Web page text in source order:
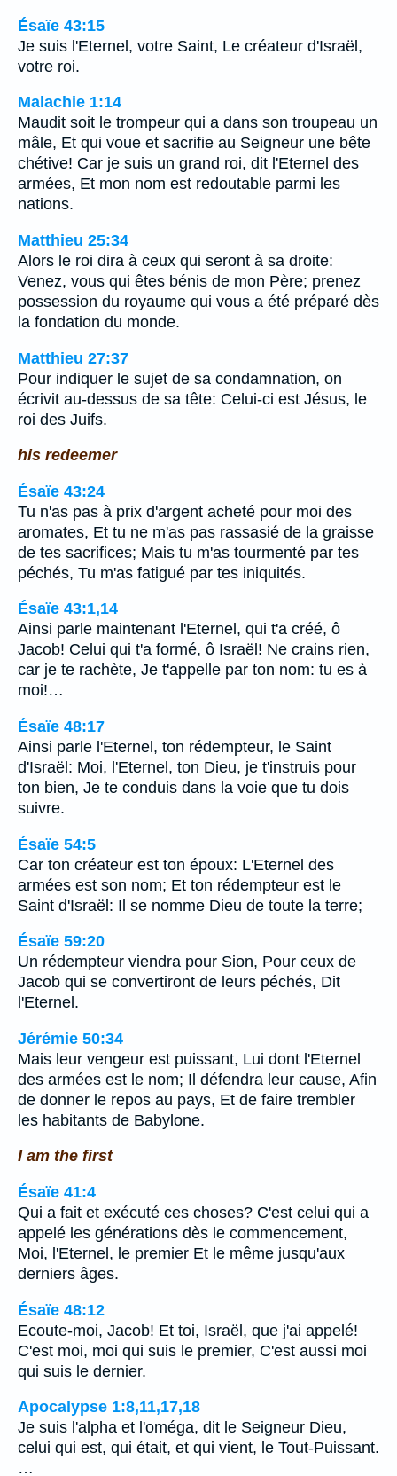
Ésaïe 43:15
Je suis l'Eternel, votre Saint, Le créateur d'Israël,
votre roi.
Malachie 1:14
Maudit soit le trompeur qui a dans son troupeau un
mâle, Et qui voue et sacrifie au Seigneur une bête
chétive! Car je suis un grand roi, dit l'Eternel des
armées, Et mon nom est redoutable parmi les
nations.
Matthieu 25:34
Alors le roi dira à ceux qui seront à sa droite:
Venez, vous qui êtes bénis de mon Père; prenez
possession du royaume qui vous a été préparé dès
la fondation du monde.
Matthieu 27:37
Pour indiquer le sujet de sa condamnation, on
écrivit au-dessus de sa tête: Celui-ci est Jésus, le
roi des Juifs.
his redeemer
Ésaïe 43:24
Tu n'as pas à prix d'argent acheté pour moi des
aromates, Et tu ne m'as pas rassasié de la graisse
de tes sacrifices; Mais tu m'as tourmenté par tes
péchés, Tu m'as fatigué par tes iniquités.
Ésaïe 43:1,14
Ainsi parle maintenant l'Eternel, qui t'a créé, ô
Jacob! Celui qui t'a formé, ô Israël! Ne crains rien,
car je te rachète, Je t'appelle par ton nom: tu es à
moi!…
Ésaïe 48:17
Ainsi parle l'Eternel, ton rédempteur, le Saint
d'Israël: Moi, l'Eternel, ton Dieu, je t'instruis pour
ton bien, Je te conduis dans la voie que tu dois
suivre.
Ésaïe 54:5
Car ton créateur est ton époux: L'Eternel des
armées est son nom; Et ton rédempteur est le
Saint d'Israël: Il se nomme Dieu de toute la terre;
Ésaïe 59:20
Un rédempteur viendra pour Sion, Pour ceux de
Jacob qui se convertiront de leurs péchés, Dit
l'Eternel.
Jérémie 50:34
Mais leur vengeur est puissant, Lui dont l'Eternel
des armées est le nom; Il défendra leur cause, Afin
de donner le repos au pays, Et de faire trembler
les habitants de Babylone.
I am the first
Ésaïe 41:4
Qui a fait et exécuté ces choses? C'est celui qui a
appelé les générations dès le commencement,
Moi, l'Eternel, le premier Et le même jusqu'aux
derniers âges.
Ésaïe 48:12
Ecoute-moi, Jacob! Et toi, Israël, que j'ai appelé!
C'est moi, moi qui suis le premier, C'est aussi moi
qui suis le dernier.
Apocalypse 1:8,11,17,18
Je suis l'alpha et l'oméga, dit le Seigneur Dieu,
celui qui est, qui était, et qui vient, le Tout-Puissant.
…